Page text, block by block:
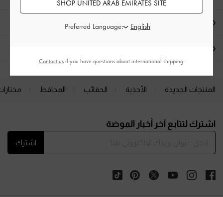
المنتجات الجديدة الأحذية الحقائب المحافظ
اشترك لتتابع آخر أخبار الموضة
اشترك
SHOP UNITED ARAB EMIRATES SITE
Preferred Language:
Contact usif you have questions about international shipping.